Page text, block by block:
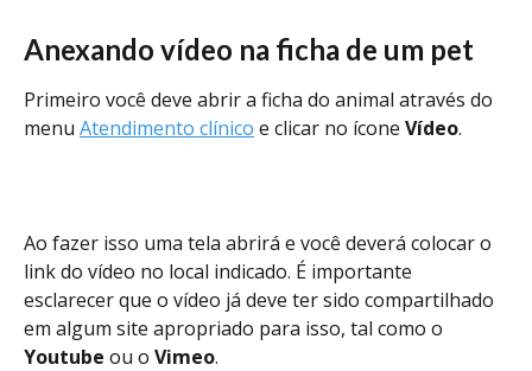
Anexando vídeo na ficha de um pet
Primeiro você deve abrir a ficha do animal através do
menu Atendimento clínico e clicar no ícone Vídeo.
Ao fazer isso uma tela abrirá e você deverá colocar o
link do vídeo no local indicado. É importante
esclarecer que o vídeo já deve ter sido compartilhado
em algum site apropriado para isso, tal como o
Youtube ou o Vimeo.